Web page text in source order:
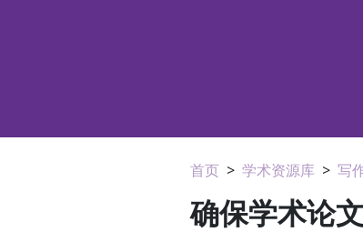
首页 > 学术资源库 > 写
确保学术论